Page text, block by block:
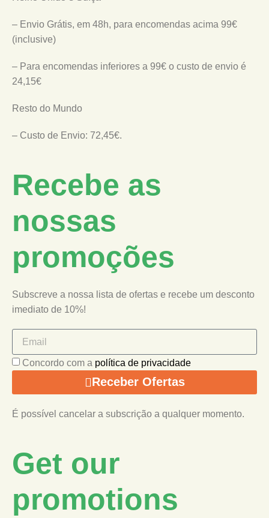
– Envio Grátis, em 48h, para encomendas acima 99€
(inclusive)
– Para encomendas inferiores a 99€ o custo de envio é
24,15€
Resto do Mundo
– Custo de Envio: 72,45€.
Recebe as
nossas
promoções
Subscreve a nossa lista de ofertas e recebe um desconto
imediato de 10%!
Concordo com a política de privacidade
Receber Ofertas
É possível cancelar a subscrição a qualquer momento.
Get our
promotions